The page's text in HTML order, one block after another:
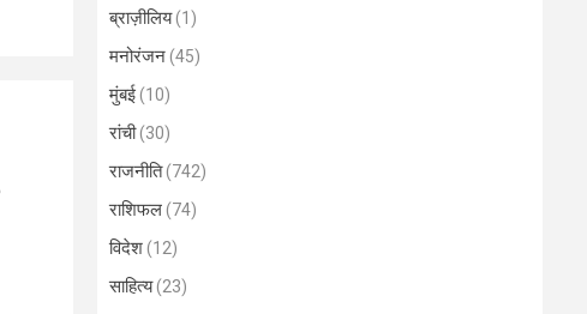
ब्राज़ीलिय(1)
मनोरंजन(45)
मुंबई(10)
रांची(30)
राजनीति(742)
राशिफल(74)
विदेश(12)
साहित्य(23)